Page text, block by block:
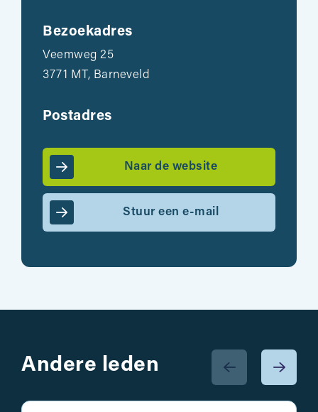
Bezoekadres
Veemweg 25
3771 MT, Barneveld
Postadres
Naar de website
Stuur een e-mail
Andere leden